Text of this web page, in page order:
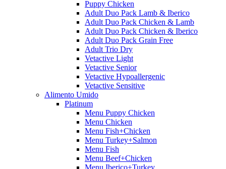
Puppy Chicken
Adult Duo Pack Lamb & Iberico
Adult Duo Pack Chicken & Lamb
Adult Duo Pack Chicken & Iberico
Adult Duo Pack Grain Free
Adult Trio Dry
Vetactive Light
Vetactive Senior
Vetactive Hypoallergenic
Vetactive Sensitive
Alimento Umido
Platinum
Menu Puppy Chicken
Menu Chicken
Menu Fish+Chicken
Menu Turkey+Salmon
Menu Fish
Menu Beef+Chicken
Menu Iberico+Turkey